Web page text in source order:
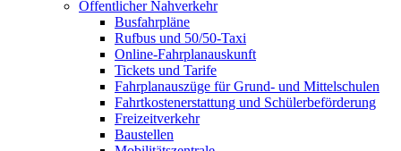
Öffentlicher Nahverkehr
Busfahrpläne
Rufbus und 50/50-Taxi
Online-Fahrplanauskunft
Tickets und Tarife
Fahrplanauszüge für Grund- und Mittelschulen
Fahrtkostenerstattung und Schülerbeförderung
Freizeitverkehr
Baustellen